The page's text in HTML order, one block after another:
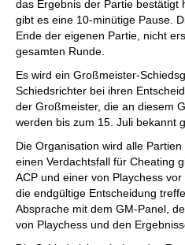
das Ergebnis der Partie bestätigt
gibt es eine 10-minütige Pause.
Ende der eigenen Partie, nicht
gesamten Runde.
Es wird ein Großmeister-
Schiedsrichter bei ihren
der Großmeister, die an diesem
werden bis zum 15. Juli bekannt
Die Organisation wird alle
einen Verdachtsfall für Cheating
ACP und einer von Playchess
die endgültige Entscheidung
Absprache mit dem GM-Panel,
von Playchess und den